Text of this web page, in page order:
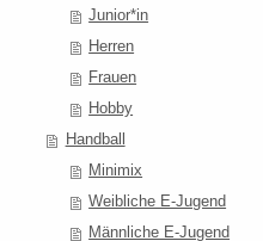
Junior*in
Herren
Frauen
Hobby
Handball
Minimix
Weibliche E-Jugend
Männliche E-Jugend